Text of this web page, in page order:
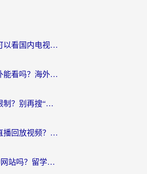
海外用什么软件可以看国内电视？留学生亲测有效的追剧自由指南
优酷缓存视频国外能看吗？海外党追剧看片的终极解决方案来了
国外如何看优酷限制？别再搜“在日本哪个软件可以看中国电视剧”，这篇教你搞定
海外如何看映客直播回放视频？这份攻略帮你搞定（附腾讯优酷观看技巧）
海外可以看cctv的网站吗？留学生亲测有效的回国追剧方案